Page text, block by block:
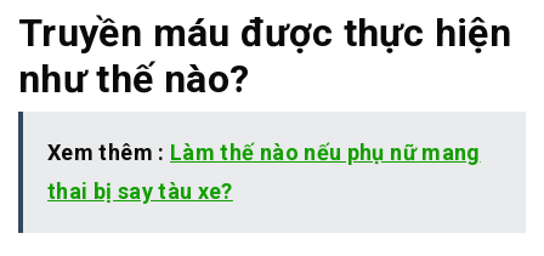
Truyền máu được thực hiện
như thế nào?
Xem thêm : Làm thế nào nếu phụ nữ mang
thai bị say tàu xe?